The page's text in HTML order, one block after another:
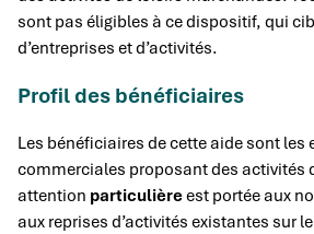
sont pas éligibles à ce dispositif, qui
d’entreprises et d’activités.
Profil des bénéficiaires
Les bénéficiaires de cette aide sont les
commerciales proposant des activités
attention particulièreest portée aux
aux reprises d’activités existantes sur